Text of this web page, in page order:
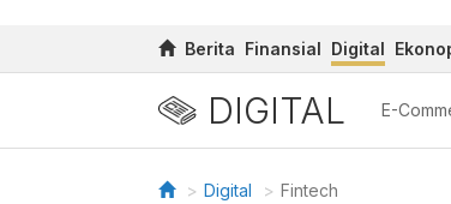
Berita Finansial Digital
DIGITAL E-
Digital Fintech